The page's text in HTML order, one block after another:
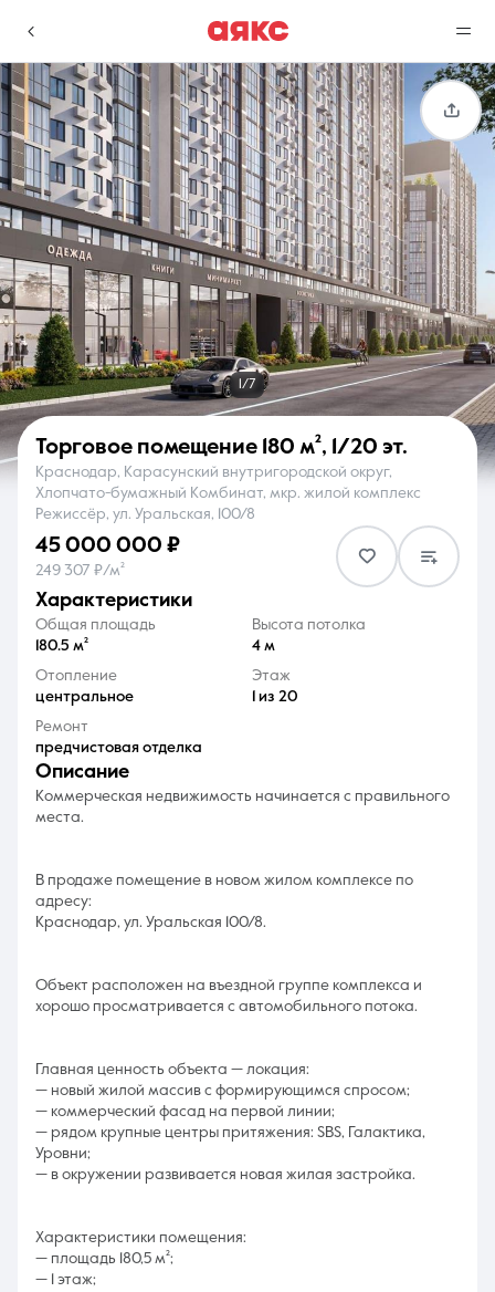
г. Краснодар
Избранное
0 объявлений
Сравнение
0 объявлений
Недвижимость Услуги
О компании Контакты
8 (861) 297-00-00
Ежедневно с 08:30 до 20:00
1/7
Торговое помещение 180 м², 1/20 эт.
Краснодар, Карасунский внутригородской округ,
Хлопчато-бумажный Комбинат, мкр. жилой комплекс
Режиссёр, ул. Уральская, 100/8
45 000 000 ₽
249 307 ₽/м²
характеристики
Общая площадь
180.5 м²
Высота потолка
4 м
Отопление
центральное
Этаж
1 из 20
Ремонт
предчистовая отделка
описание
Коммерческая недвижимость начинается с правильного
места.
В продаже помещение в новом жилом комплексе по
адресу:
Краснодар, ул. Уральская 100/8.
Объект расположен на въездной группе комплекса и
хорошо просматривается с автомобильного потока.
Главная ценность объекта — локация:
— новый жилой массив с формирующимся спросом;
— коммерческий фасад на первой линии;
— рядом крупные центры притяжения: SBS, Галактика,
Уровни;
— в окружении развивается новая жилая застройка.
Характеристики помещения:
— площадь 180,5 м²;
— 1 этаж;